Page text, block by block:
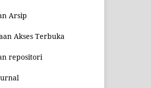
Arsip
Akses Terbuka
repositori